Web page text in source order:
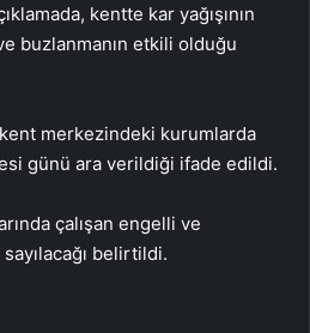
kentte kar yağışının
buzlanmanın etkili olduğu
merkezindeki kurumlarda
günü ara verildiği ifade edildi.
çalışan engelli ve
belirtildi.